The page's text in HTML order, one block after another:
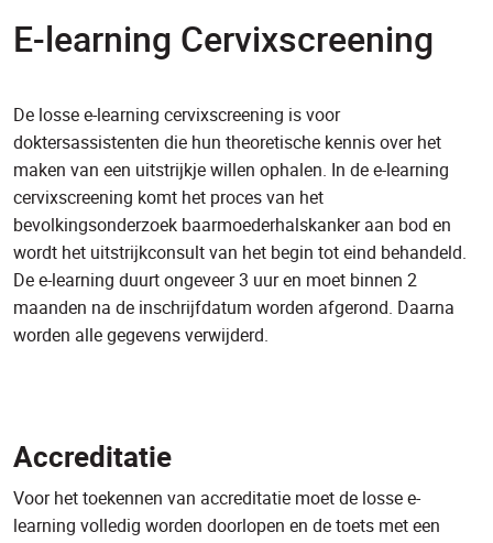
E-learning Cervixscreening
De losse e-learning cervixscreening is voor
doktersassistenten die hun theoretische kennis over het
maken van een uitstrijkje willen ophalen. In de e-learning
cervixscreening komt het proces van het
bevolkingsonderzoek baarmoederhalskanker aan bod en
wordt het uitstrijkconsult van het begin tot eind behandeld.
De e-learning duurt ongeveer 3 uur en moet binnen 2
maanden na de inschrijfdatum worden afgerond. Daarna
worden alle gegevens verwijderd.
Accreditatie
Voor het toekennen van accreditatie moet de losse e-
learning volledig worden doorlopen en de toets met een